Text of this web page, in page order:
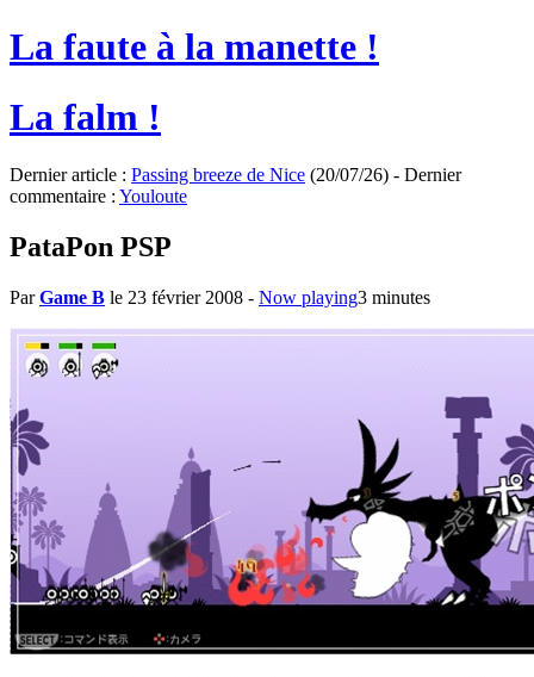
La faute à la manette !
La falm !
Dernier article : Passing breeze de Nice (20/07/26) - Dernier
commentaire : Youloute
PataPon PSP
ParGame B le 23 février 2008 - Now playing3 minutes